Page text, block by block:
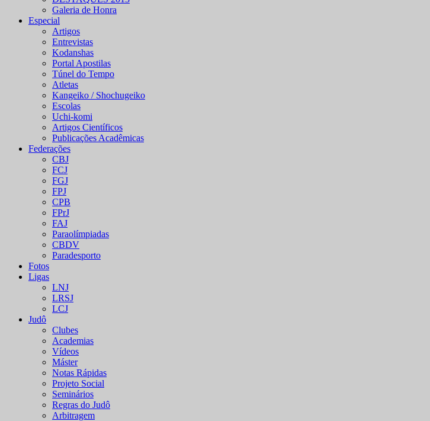
Galeria de Honra
Especial
Artigos
Entrevistas
Kodanshas
Portal Apostilas
Túnel do Tempo
Atletas
Kangeiko / Shochugeiko
Escolas
Uchi-komi
Artigos Científicos
Publicações Acadêmicas
Federações
CBJ
FCJ
FGJ
FPJ
CPB
FPrJ
FAJ
Paraolímpiadas
CBDV
Paradesporto
Fotos
Ligas
LNJ
LRSJ
LCJ
Judô
Clubes
Academias
Vídeos
Máster
Notas Rápidas
Projeto Social
Seminários
Regras do Judô
Arbitragem